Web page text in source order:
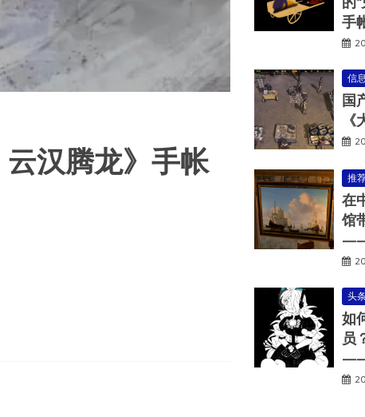
汉腾龙》手帐
手
信
国
推
在
馆
——
头
如
员
——